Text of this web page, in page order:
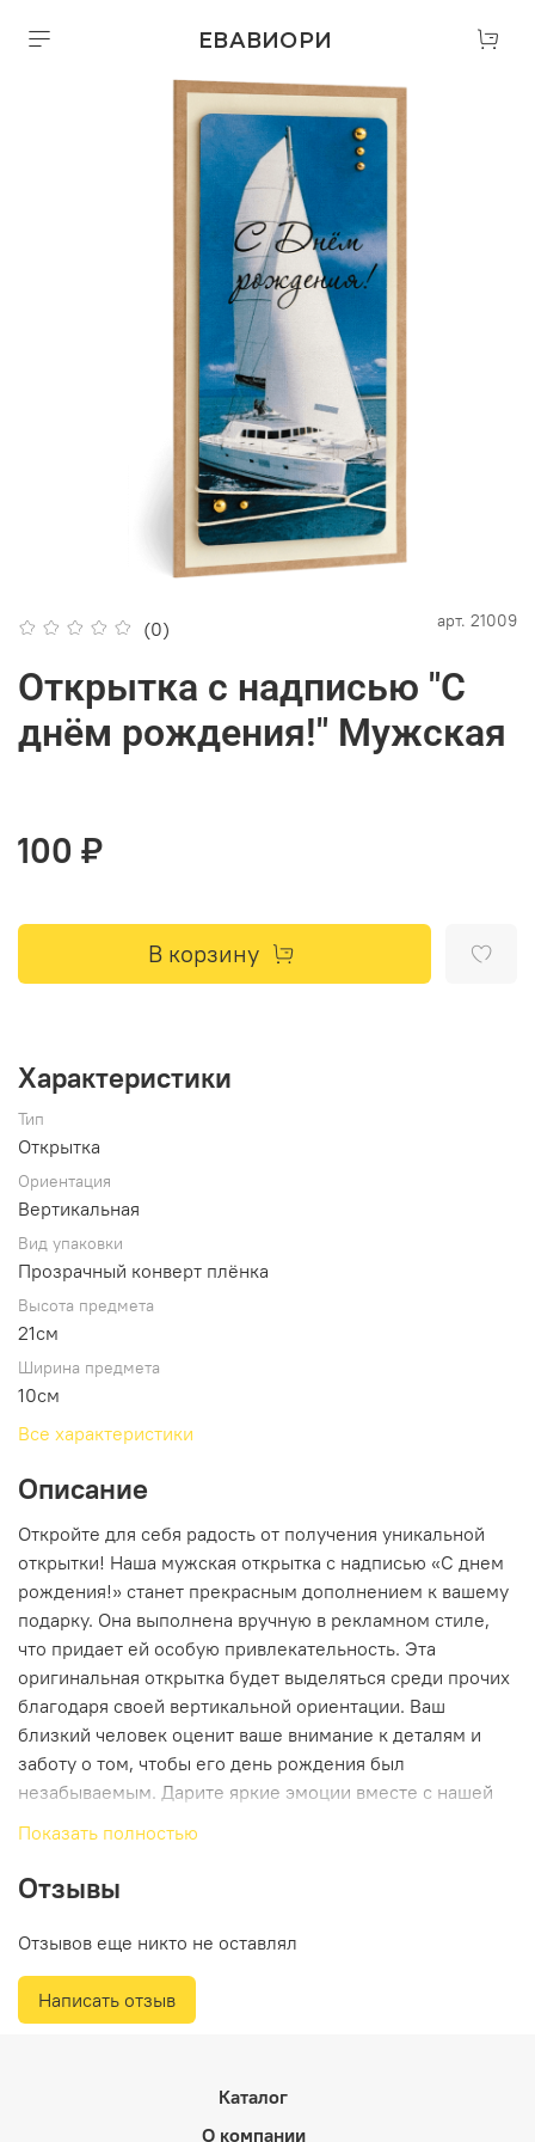
ЕВАВИОРИ
(0) арт. 21009
Открытка с надписью "С
днём рождения!" Мужская
100 ₽
В корзину
Характеристики
Тип
Открытка
Ориентация
Вертикальная
Вид упаковки
Прозрачный конверт плёнка
Высота предмета
21см
Ширина предмета
10см
Все характеристики
Описание
Откройте для себя радость от получения уникальной
открытки! Наша мужская открытка с надписью «С днем
рождения!» станет прекрасным дополнением к вашему
подарку. Она выполнена вручную в рекламном стиле,
что придает ей особую привлекательность. Эта
оригинальная открытка будет выделяться среди прочих
благодаря своей вертикальной ориентации. Ваш
близкий человек оценит ваше внимание к деталям и
заботу о том, чтобы его день рождения был
незабываемым. Дарите яркие эмоции вместе с нашей
эксклюзивной открыткой!
Показать полностью
Отзывы
Отзывов еще никто не оставлял
Написать отзыв
Каталог
О компании